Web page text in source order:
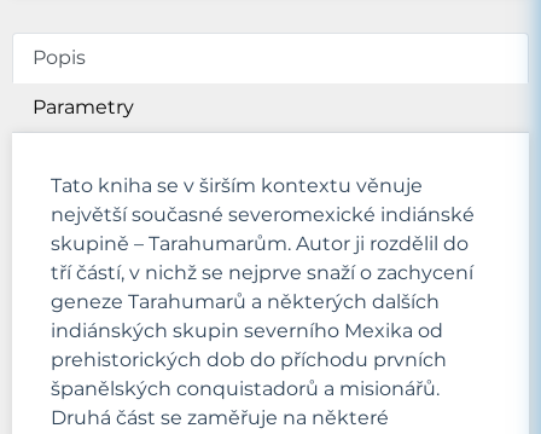
Popis
Parametry
Tato kniha se v širším kontextu věnuje
největší současné severomexické indiánské
skupině – Tarahumarům. Autor ji rozdělil do
tří částí, v nichž se nejprve snaží o zachycení
geneze Tarahumarů a některých dalších
indiánských skupin severního Mexika od
prehistorických dob do příchodu prvních
španělských conquistadorů a misionářů.
Druhá část se zaměřuje na některé